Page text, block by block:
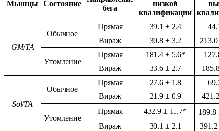
Мышцы Состояние
бега
низкой
квалификации
GM/TA
Обычное
Прямая 39.1 ± 2.4
Вираж
30.8 ± 3.2
Утомление
Прямая 181.4 ± 5.6*
Вираж
33.6 ± 2.7
Sol/TA
Обычное
Прямая 27.6 ± 1.8
Вираж
21.9 ± 0.9
Утомление
Прямая 432.9 ± 11.7*
189.8
Вираж
30.1 ± 2.1